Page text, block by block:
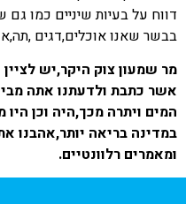
דווח על בעיות שיניים כמו
בבשר שאנו אוכלים,דגים
מר שמעון צוק היקר,יש
אשר כתבת ולדעתנו אתה
המים ויתרה מכך,היה וכן
במדינה בריאה יותר,אהבנו
ומאמרים רלוונטיים.